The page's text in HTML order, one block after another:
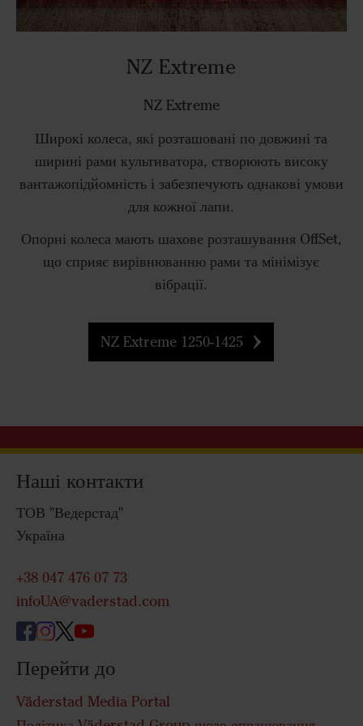
NZ Extreme
NZ Extreme
Широкі колеса, які розташовані по довжині та
ширині рами культиватора, створюють високу
вантажопідйомність і забезпечують однакові умови
для кожної лапи.
Опорні колеса мають шахове розташування OffSet,
що сприяє вирівнюванню рами та мінімізує
вібрації.
NZ Extreme 1250-1425
Наші контакти
ТОВ "Ведерстад"
Україна
+38 047 476 07 73
infoUA@vaderstad.com
Перейти до
Väderstad Media Portal